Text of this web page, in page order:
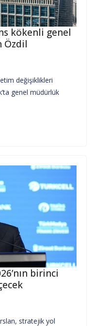
kökenli genel
Özdil
değişiklikleri
genel müdürlük
birinci
stratejik yol